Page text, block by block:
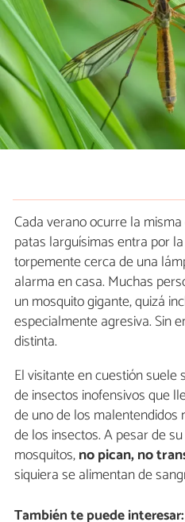
Cada verano ocurre la
patas larguísimas entra por
torpemente cerca de una
alarma en casa. Muchas
un mosquito gigante, quizá
especialmente agresiva. Sin
distinta.
El visitante en cuestión suele
de insectos inofensivos que
de uno de los
de los insectos. A pesar de
mosquitos,no pican, no
siquiera se alimentan de
También te puede interesar: